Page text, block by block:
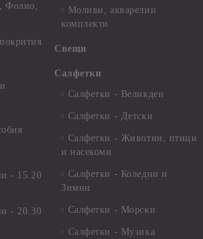
Фолио,
- 15.20
- 20.30
Моливи, акварелни
комплекти
Свещи
Салфетки
Салфетки - Великден
Салфетки - Детски
Салфетки - Животни, птици
и насекоми
Салфетки - Коледни и
Зимни
Салфетки - Морски
Салфетки - Музика